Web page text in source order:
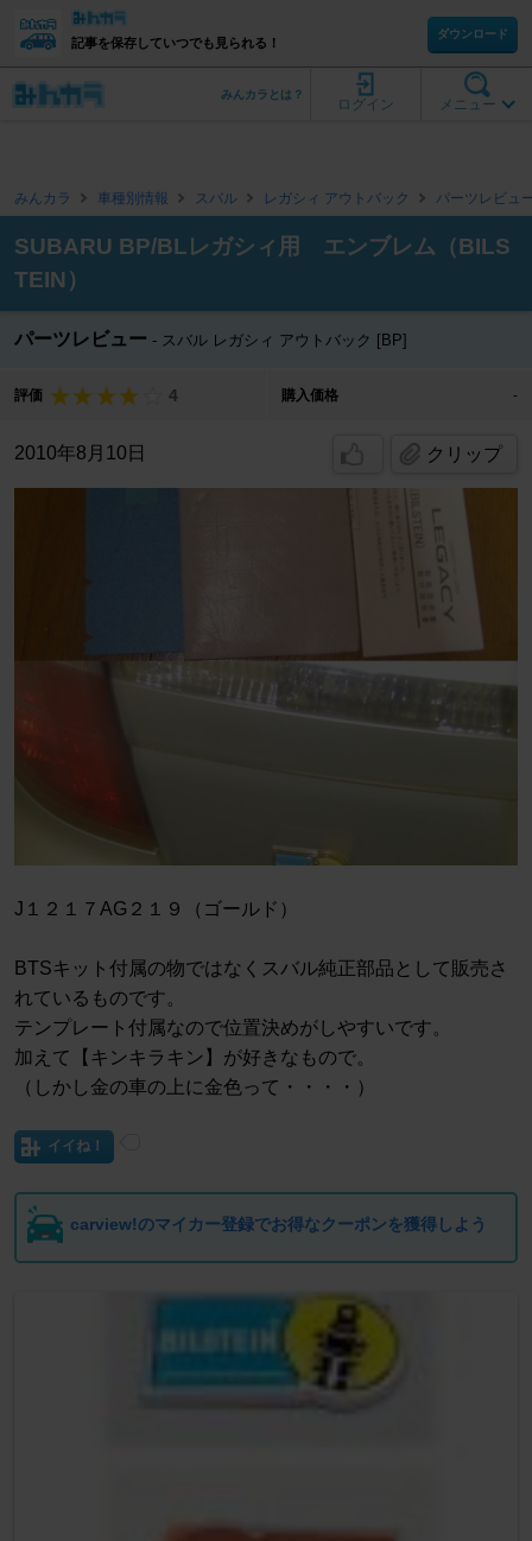
記事を保存していつでも見られる！
ダウンロード
メニュー
ログイン
みんカラとは？
みんカラ 車種別情報 スバル レガシィ アウトバック パーツレビュ
SUBARU BP/BLレガシィ用 エンブレム（BILS
TEIN）
パーツレビュー スバル レガシィ アウトバック [BP]
評価 4 購入価格 -
2010年8月10日 クリップ
J１２１７AG２１９（ゴールド）
BTSキット付属の物ではなくスバル純正部品として販売さ
れているものです。
テンプレート付属なので位置決めがしやすいです。
加えて【キンキラキン】が好きなもので。
（しかし金の車の上に金色って・・・・）
イイね！
carview!のマイカー登録でお得なクーポンを獲得しよう